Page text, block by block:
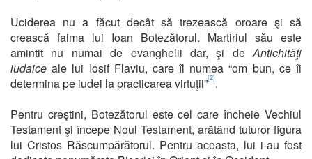
Uciderea nu a făcut decât să trezească oroare şi să
crească faima lui Ioan Botezătorul. Martiriul său este
amintit nu numai de evanghelii dar, şi de Antichităţi
iudaiceale lui Iosif Flaviu, care îl numea “om bun, ce îi
determina pe iudei la practicarea virtuţii”[2].
Pentru creştini, Botezătorul este cel care încheie Vechiul
Testament şi începe Noul Testament, arătând tuturor figura
lui Cristos Răscumpărătorul. Pentru aceasta, lui i-au fost